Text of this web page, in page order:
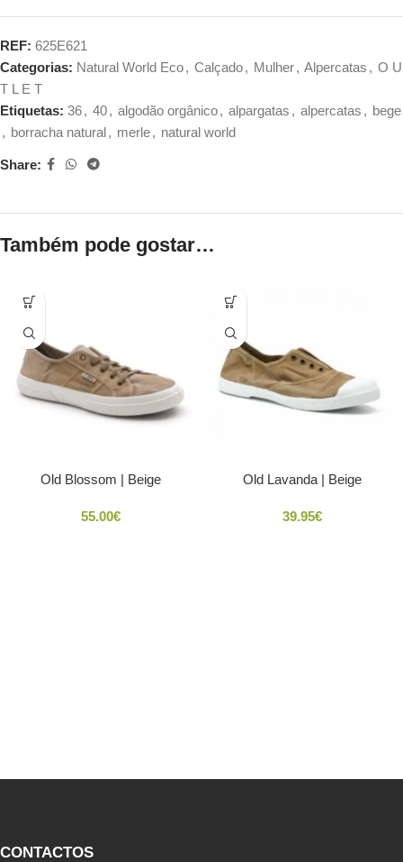
REF: 625E621
Categorias: Natural World Eco, Calçado, Mulher, Alpercatas , O U
T L E T
Etiquetas: 36, 40, algodão orgânico, alpargatas , alpercatas , bege
, borracha natural, merle, natural world
Share:
Também pode gostar…
Old Blossom | Beige
55.00€
Old Lavanda | Beige
39.95€
CONTACTOS